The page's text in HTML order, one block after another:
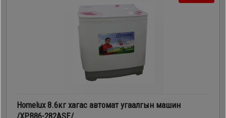
Homelux 8.6кг хагас автомат угаалгын машин
/XPB86-282ASE/